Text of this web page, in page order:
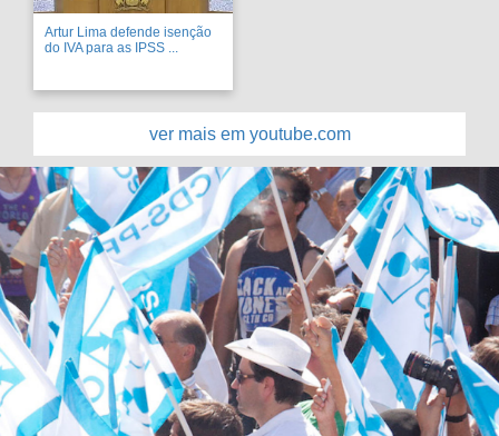
Artur Lima defende isenção
do IVA para as IPSS ...
ver mais em youtube.com